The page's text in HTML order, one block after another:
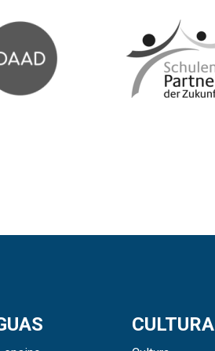
CULTURA